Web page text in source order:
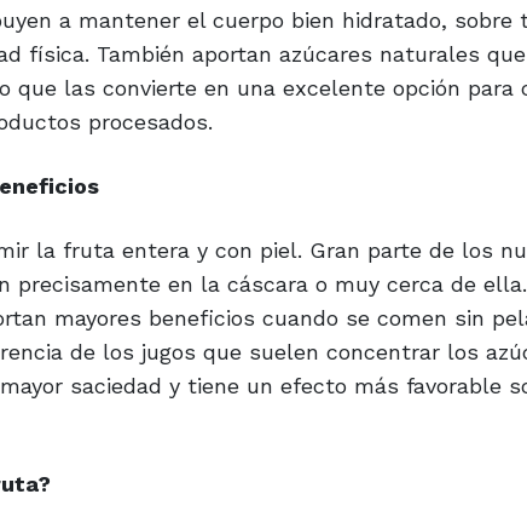
a mantener el cuerpo bien hidratado, sobre
física. También aportan azúcares naturales
que las convierte en una excelente opción para
procesados.
la fruta entera y con piel. Gran parte de los
en la cáscara o muy cerca de
mayores beneficios cuando se comen sin
de los jugos que suelen concentrar los
saciedad y tiene un efecto más favorable